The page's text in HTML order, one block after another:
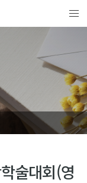
술대회(영